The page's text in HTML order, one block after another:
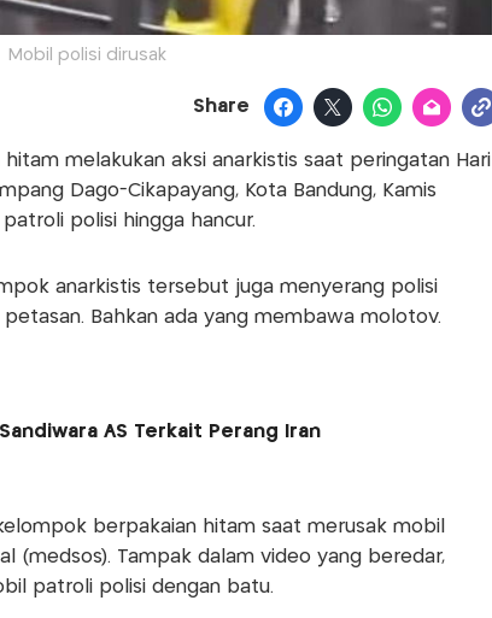
Mobil polisi dirusak
Share
melakukan aksi anarkistis saat peringatan Hari
Dago-Cikapayang, Kota Bandung, Kamis
polisi hingga hancur.
anarkistis tersebut juga menyerang polisi
Bahkan ada yang membawa molotov.
AS Terkait Perang Iran
berpakaian hitam saat merusak mobil
(medsos). Tampak dalam video yang beredar,
patroli polisi dengan batu.